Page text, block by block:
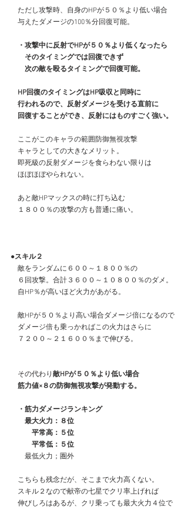
ただし攻撃時、自身のHPが５０％より低い場合
与えたダメージの100％分回復可能。
・攻撃中に反射でHPが５０％より低くなったら
そのタイミングでは回復できず
次の敵を殴るタイミングで回復可能。
HP回復のタイミングはHP吸収と同時に
行われるので、反射ダメージを受ける直前に
回復することができ、反射にはものすごく強い。
ここがこのキャラの範囲防御無視攻撃
キャラとしての大きなメリット。
即死級の反射ダメージを食らわない限りは
ほぼほぼやられない。
あと敵HPマックスの時に打ち込む
１８００％の攻撃の方も普通に痛い。
●スキル２
敵をランダムに６００～１８００％の
６回攻撃。合計３６００～１０８００％のダメ。
自HP％が高いほど火力があがる。
敵HPが５０％より高い場合ダメージ倍になるので
ダメージ倍も乗っかればこの火力はさらに
７２００～２１６００％まで伸びる。
その代わり 敵HPが５０％より低い場合
筋力値×８の防御無視攻撃が発動する。
・筋力ダメージランキング
最大火力：８位
平常高：５位
平常低：５位
最低火力；圏外
こちらも残念だが、そこまで火力高くない。
スキル２なので献帝の七星でクリ率上げれば
伸びしろはあるが、クリ乗っても最大火力４位で